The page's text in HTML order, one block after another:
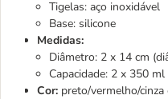
Tigelas: aço inoxidável
Base: silicone
Medidas:
Diâmetro: 2 x 14 cm
Capacidade: 2 x 350 ml
Cor: preto/vermelho/cinza